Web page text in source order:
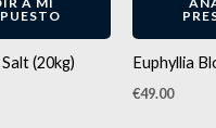
(20kg) Euphyllia
€49.00